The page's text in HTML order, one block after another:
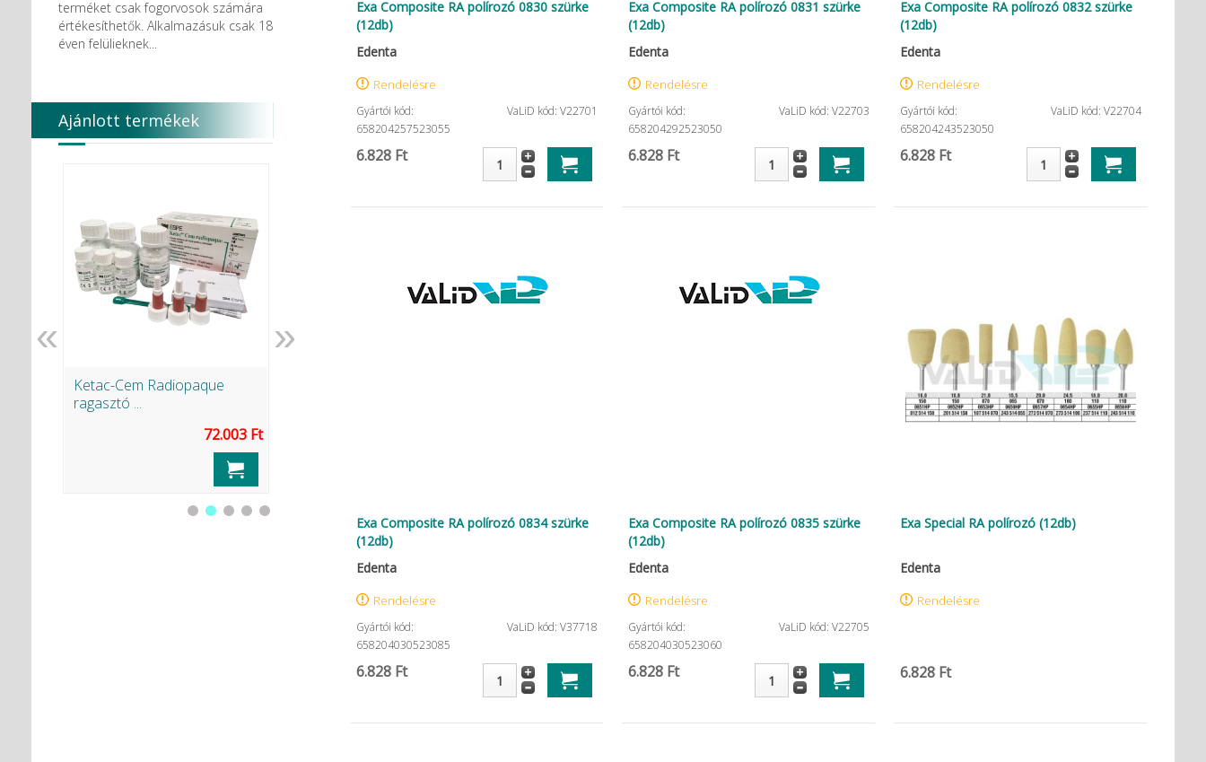
Exa Composite RA polírozó 0830 szürke
(12db)
Edenta
Rendelésre
Gyártói kód:
658204257523055
VaLiD kód: V22701
6.828 Ft
Exa Composite RA polírozó 0831 szürke
(12db)
Edenta
Rendelésre
Gyártói kód:
658204292523050
VaLiD kód: V22703
6.828 Ft
Exa Composite RA polírozó 0832 szürke
(12db)
Edenta
Rendelésre
Gyártói kód:
658204243523050
VaLiD kód: V22704
6.828 Ft
Exa Composite RA polírozó 0834 szürke
(12db)
Edenta
Rendelésre
Gyártói kód:
658204030523085
VaLiD kód: V37718
6.828 Ft
Exa Composite RA polírozó 0835 szürke
(12db)
Edenta
Rendelésre
Gyártói kód:
658204030523060
VaLiD kód: V22705
6.828 Ft
Exa Special RA polírozó (12db)
Edenta
Rendelésre
6.828 Ft
terméket csak fogorvosok számára
értékesíthetők. Alkalmazásuk csak 18
éven felülieknek...
Ajánlott termékek
Ketac-Cem Radiopaque
ragasztó ...
72.003 Ft
Gelatamp (20db)
10.343 Ft
« »